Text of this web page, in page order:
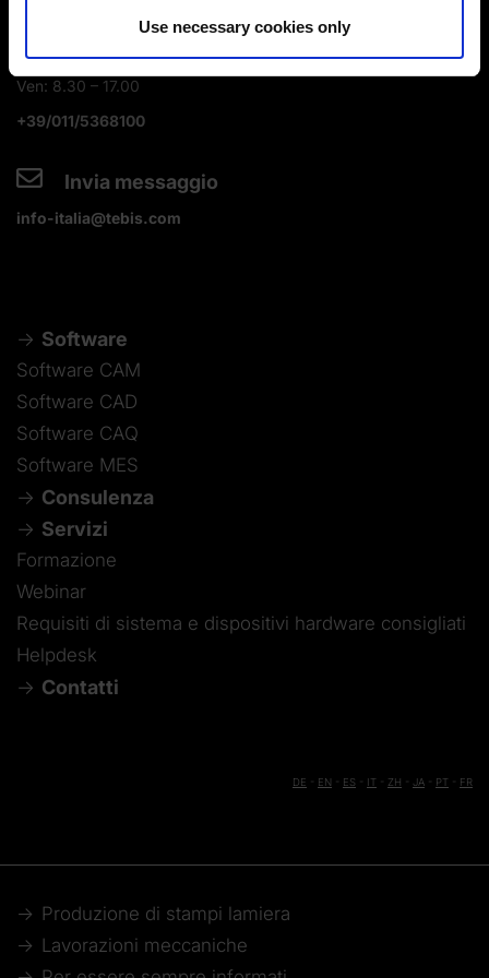
Use necessary cookies only
Ven: 8.30 – 17.00
+39/011/5368100
Invia messaggio
info-italia@tebis.com
Software
Software CAM
Software CAD
Software CAQ
Software MES
Consulenza
Servizi
Formazione
Webinar
Requisiti di sistema e dispositivi hardware consigliati
Helpdesk
Contatti
DE EN ES IT ZH JA PT FR
Produzione di stampi lamiera
Lavorazioni meccaniche